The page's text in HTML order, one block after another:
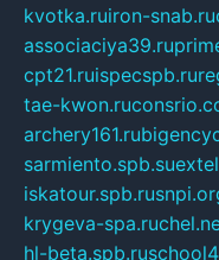
kvotka.ruiron-snab.ru
associaciya39.ru
cpt21.ruispecspb.ru
tae-kwon.ru
archery161.ru
sarmiento.spb.su
iskatour.spb.ru
krygeva-spa.ru
hl-beta.spb.ru